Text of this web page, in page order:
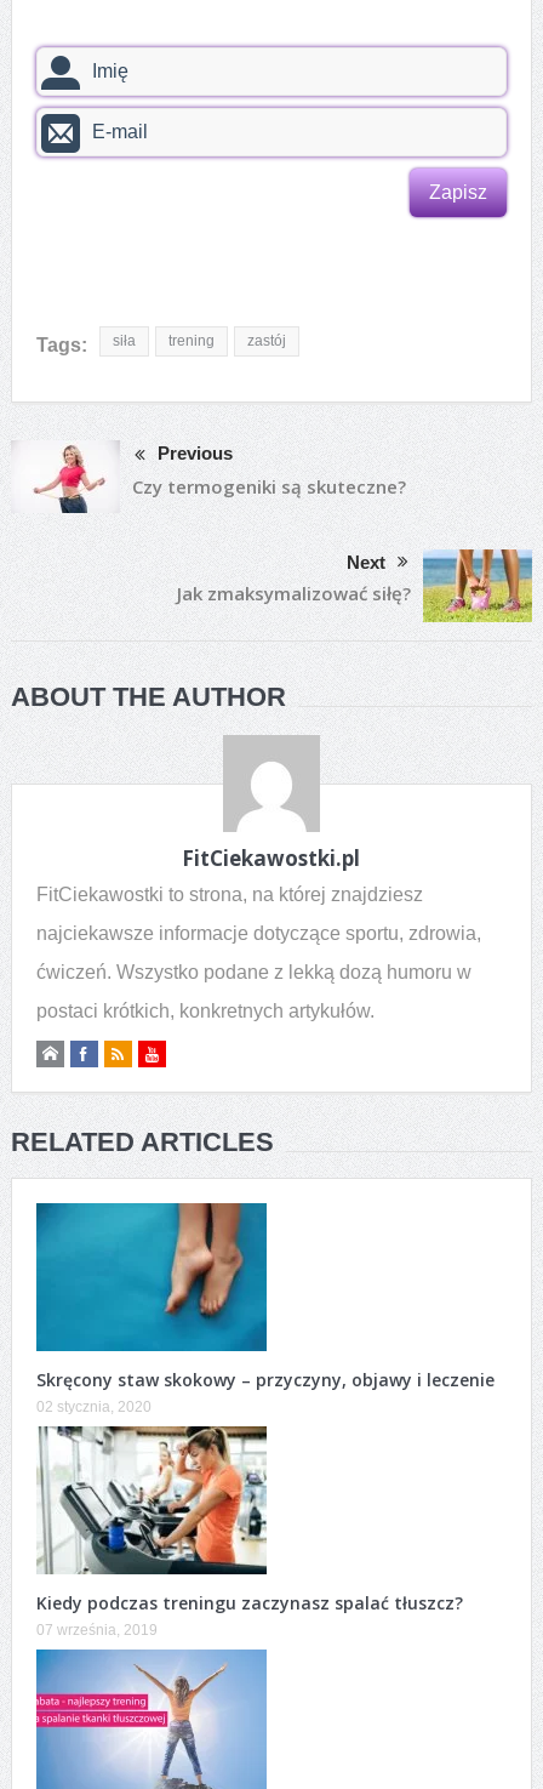
Tags: siła trening zastój
Previous
Czy termogeniki są skuteczne?
Next
Jak zmaksymalizować siłę?
ABOUT THE AUTHOR
FitCiekawostki.pl
FitCiekawostki to strona, na której znajdziesz
najciekawsze informacje dotyczące sportu, zdrowia,
ćwiczeń. Wszystko podane z lekką dozą humoru w
postaci krótkich, konkretnych artykułów.
RELATED ARTICLES
Skręcony staw skokowy – przyczyny, objawy i leczenie
02 stycznia, 2020
Kiedy podczas treningu zaczynasz spalać tłuszcz?
07 września, 2019